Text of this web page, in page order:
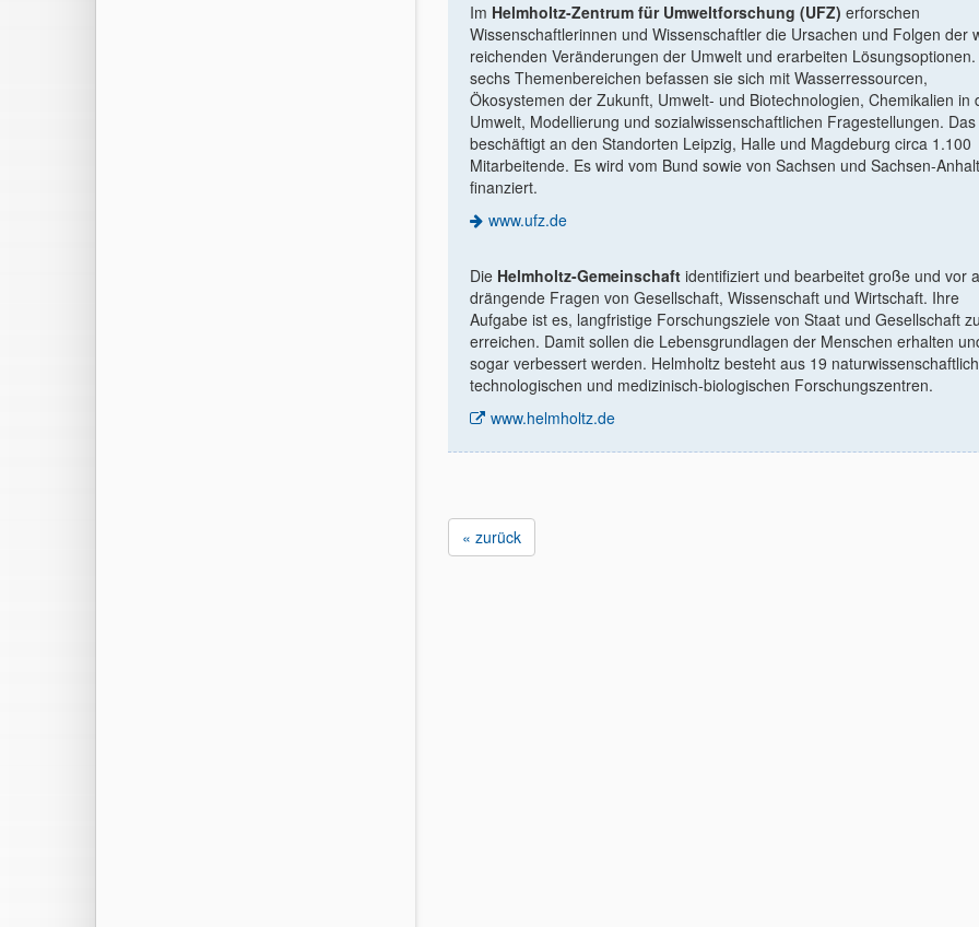
Im Helmholtz-Zentrum für Umweltforschung (UFZ) erforschen
Wissenschaftlerinnen und Wissenschaftler die Ursachen und Folgen der
reichenden Veränderungen der Umwelt und erarbeiten Lösungsoptionen.
sechs Themenbereichen befassen sie sich mit Wasserressourcen,
Ökosystemen der Zukunft, Umwelt- und Biotechnologien, Chemikalien in
Umwelt, Modellierung und sozialwissenschaftlichen Fragestellungen.
beschäftigt an den Standorten Leipzig, Halle und Magdeburg circa 1.100
Mitarbeitende. Es wird vom Bund sowie von Sachsen und Sachsen-Anhalt
finanziert.
www.ufz.de
Die Helmholtz-Gemeinschaft identiﬁziert und bearbeitet große und vor
drängende Fragen von Gesellschaft, Wissenschaft und Wirtschaft. Ihre
Aufgabe ist es, langfristige Forschungsziele von Staat und Gesellschaft zu
erreichen. Damit sollen die Lebensgrundlagen der Menschen erhalten
sogar verbessert werden. Helmholtz besteht aus 19
technologischen und medizinisch-biologischen Forschungszentren.
www.helmholtz.de
« zurück